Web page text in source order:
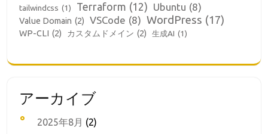
tailwindcss (1) Terraform (12) Ubuntu (8)
Value Domain (2) VSCode (8) WordPress (17)
WP-CLI (2) カスタムドメイン (2) 生成AI (1)
アーカイブ
2025年8月 (2)